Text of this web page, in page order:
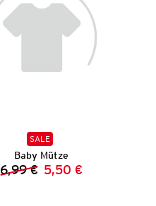
SALE
Baby Mütze
Vorheriger Preis:
6,99 € Neuer Preis:
5,50 €